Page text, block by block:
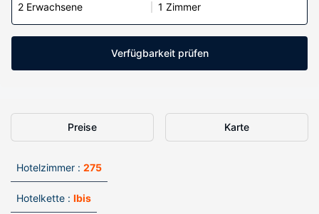
2 Erwachsene 1 Zimmer
Verfügbarkeit prüfen
Preise Karte
Hotelzimmer : 275
Hotelkette : Ibis